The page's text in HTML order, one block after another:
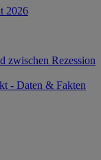
2026
zwischen Rezession
- Daten & Fakten